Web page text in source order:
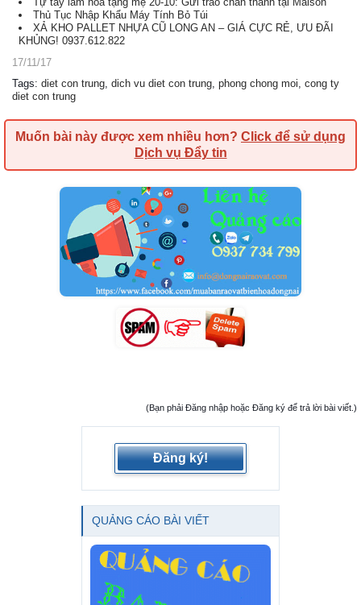
Thủ Tục Nhập Khẩu Máy Tính Bỏ Túi
XẢ KHO PALLET NHỰA CŨ LONG AN – GIÁ CỰC RẺ, ƯU ĐÃI
KHỦNG! 0937.612.822
17/11/17
Tags: diet con trung dich vu diet con trung phong chong moi cong ty
diet con trung
Muốn bài này được xem nhiều hơn? Click để sử dụng
Dịch vụ Đẩy tin
(Bạn phải Đăng nhập hoặc Đăng ký để trả lời bài viết.)
Đăng ký!
QUẢNG CÁO BÀI VIẾT